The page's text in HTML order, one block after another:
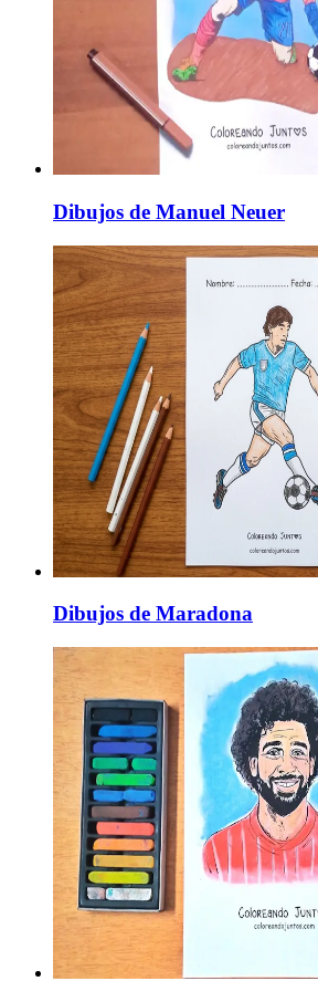
Dibujos de Manuel Neuer
Dibujos de Maradona